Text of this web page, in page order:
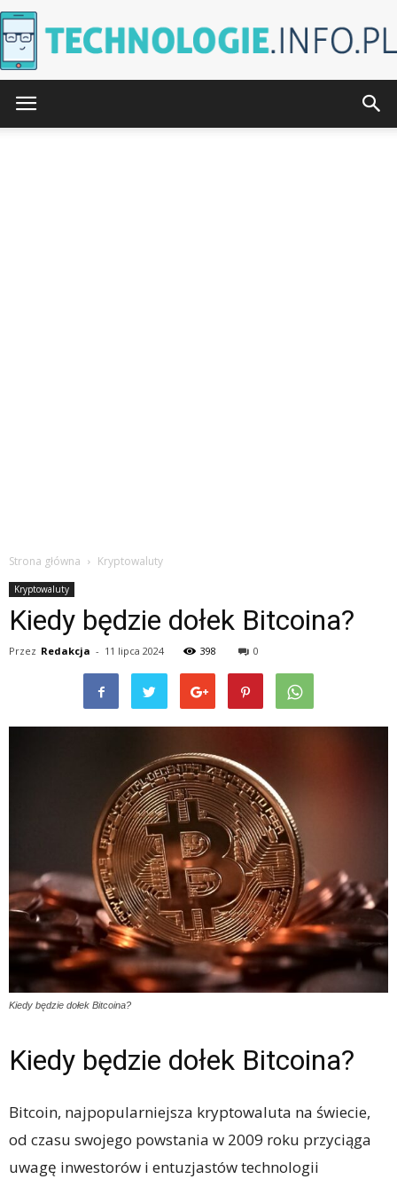
Strona główna Kryptowaluty
Kryptowaluty
Kiedy będzie dołek Bitcoina?
Przez Redakcja - 11 lipca 2024 398 0
Kiedy będzie dołek Bitcoina?
Kiedy będzie dołek Bitcoina?
Bitcoin, najpopularniejsza kryptowaluta na świecie,
od czasu swojego powstania w 2009 roku przyciąga
uwagę inwestorów i entuzjastów technologii